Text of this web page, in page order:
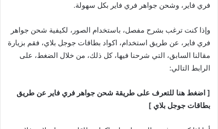
فري فاير، وشحن جواهر فري فاير بكل سهولة.
وإذا كنت ترغب بشرح مفصل، باستخدام الصور، لكيفية شحن جواهر
فري فاير، عن طريق استخدام، اكواد بطاقات جوجل بلاي، فقم بزيارة
مقالنا السابق، التي شرحنا فيها، كل ذلك، من خلال الضغط، على
الرابط التالي:
[ اضغط هنا للتعرف على طريقة شحن جواهر فري فاير عن طريق
بطاقات جوجل بلاي ]